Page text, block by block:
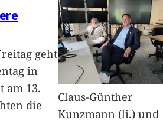
geht
in
am 13.
die
Claus-Günther
Kunzmann (li.) und